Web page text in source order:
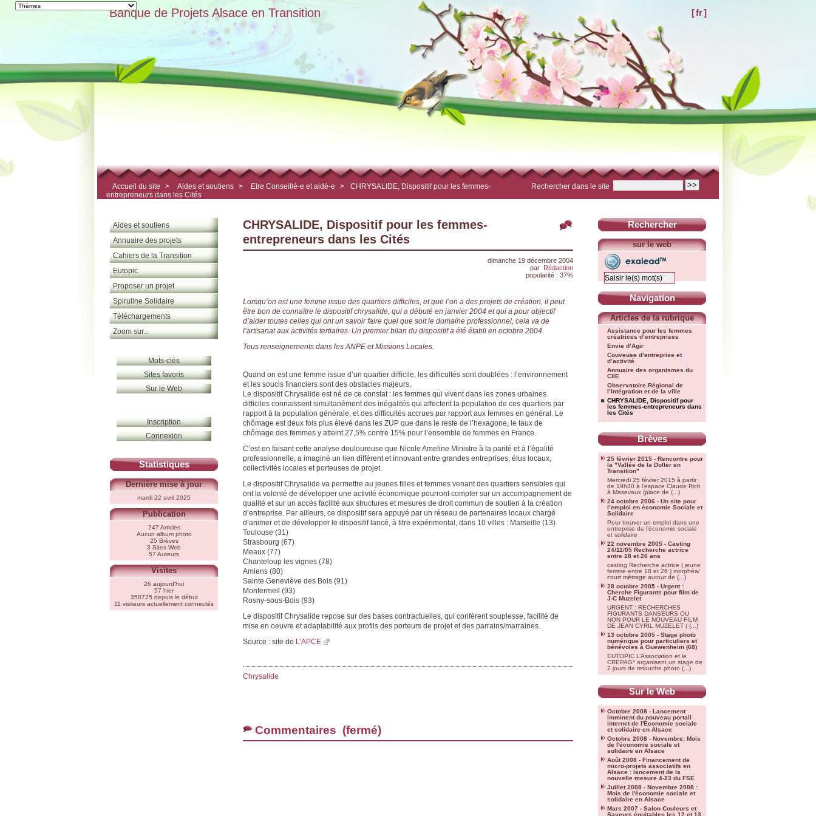
[fr]
Banque de Projets Alsace en Transition
Rechercher dans le site
Accueil du site > Aides et soutiens > Etre Conseillé-e et aidé-e >
CHRYSALIDE, Dispositif pour les femmes-
entrepreneurs dans les Cités
CHRYSALIDE, Dispositif pour les femmes-
entrepreneurs dans les Cités
dimanche 19 décembre 2004
par Rédaction
popularité : 37%
Lorsqu’on est une femme issue des quartiers difficiles, et que l’on a des projets de création, il peut
être bon de connaître le dispositif chrysalide, qui a débuté en janvier 2004 et qui a pour objectif
d’aider toutes celles qui ont un savoir faire quel que soit le domaine professionnel, cela va de
l’artisanat aux activités tertiaires. Un premier bilan du dispositif a été établi en octobre 2004.
Tous renseignements dans les ANPE et Missions Locales.
Quand on est une femme issue d’un quartier difficile, les difficultés sont doublées : l’environnement
et les soucis financiers sont des obstacles majeurs.
Le dispositif Chrysalide est né de ce constat : les femmes qui vivent dans les zones urbaines
difficiles connaissent simultanément des inégalités qui affectent la population de ces quartiers par
rapport à la population générale, et des difficultés accrues par rapport aux femmes en général. Le
chômage est deux fois plus élevé dans les ZUP que dans le reste de l’hexagone, le taux de
chômage des femmes y atteint 27,5% contre 15% pour l’ensemble de femmes en France.
C’est en faisant cette analyse douloureuse que Nicole Ameline Ministre à la parité et à l’égalité
professionnelle, a imaginé un lien différent et innovant entre grandes entreprises, élus locaux,
collectivités locales et porteuses de projet.
Le dispositif Chrysalide va permettre au jeunes filles et femmes venant des quartiers sensibles qui
ont la volonté de développer une activité économique pourront compter sur un accompagnement de
qualité et sur un accès facilité aux structures et mesures de droit commun de soutien à la création
d’entreprise. Par ailleurs, ce dispositif sera appuyé par un réseau de partenaires locaux chargé
d’animer et de développer le dispositif lancé, à titre expérimental, dans 10 villes : Marseille (13)
Toulouse (31)
Strasbourg (67)
Meaux (77)
Chanteloup les vignes (78)
Amiens (80)
Sainte Geneviève des Bois (91)
Monfermeil (93)
Rosny-sous-Bois (93)
Le dispositif Chrysalide repose sur des bases contractuelles, qui confèrent souplesse, facilité de
mise en oeuvre et adaptabilité aux profils des porteurs de projet et des parrains/marraines.
Source : site de L’APCE
Chrysalide
Commentaires (fermé)
Aides et soutiens
Annuaire des projets
Cahiers de la Transition
Eutopic
Proposer un projet
Spiruline Solidaire
Téléchargements
Zoom sur...
Mots-clés
Sites favoris
Sur le Web
Inscription
Connexion
Statistiques
Dernière mise à jour
mardi 22 avril 2025
Publication
247 Articles
Aucun album photo
25 Brèves
3 Sites Web
57 Auteurs
Visites
26 aujourd'hui
57 hier
350725 depuis le début
11 visiteurs actuellement connectés
Rechercher
sur le web
Navigation
Articles de la rubrique
Assistance pour les femmes
créatrices d’entreprises
Envie d’Agir
Couveuse d’entreprise et
d’activité
Annuaire des organismes du
CIIE
Observatoire Régional de
l’Intégration et de la ville
CHRYSALIDE, Dispositif pour
les femmes-entrepreneurs dans
les Cités
Brèves
25 février 2015 - Rencontre pour
la "Vallée de la Doller en
Transition"
Mercredi 25 février 2015 à partir
de 19h30 à l’espace Claude Rich
à Masevaux (place de (...)
24 octobre 2006 - Un site pour
l’emploi en économie Sociale et
Solidaire
Pour trouver un emploi dans une
entreprise de l’économie sociale
et solidaire
22 novembre 2005 - Casting
24/11/05 Recherche actrice
entre 18 et 26 ans
casting Recherche actrice ( jeune
femme entre 18 et 26 ) morphéa/
court métrage autour de (...)
28 octobre 2005 - Urgent :
Cherche Figurants pour film de
J-C Muzelet
URGENT : RECHERCHES
FIGURANTS DANSEURS OU
NON POUR LE NOUVEAU FILM
DE JEAN CYRIL MUZELET ( (...)
13 octobre 2005 - Stage photo
numérique pour particuliers et
bénévoles à Guewenheim (68)
EUTOPIC L’Association et le
CREPAG* organisent un stage de
2 jours de retouche photo (...)
Sur le Web
Octobre 2008 - Lancement
imminent du nouveau portail
internet de l'Économie sociale
et solidaire en Alsace
Octobre 2008 - Novembre: Mois
de l'économie sociale et
solidaire en Alsace
Août 2008 - Financement de
micro-projets associatifs en
Alsace : lancement de la
nouvelle mesure 4-23 du FSE
Juillet 2008 - Novembre 2008 :
Mois de l'économie sociale et
solidaire en Alsace
Mars 2007 - Salon Couleurs et
Saveurs équitables les 12 et 13